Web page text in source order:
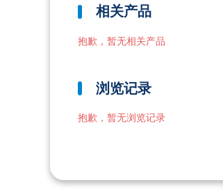
相关产品
抱歉，暂无相关产品
浏览记录
抱歉，暂无浏览记录